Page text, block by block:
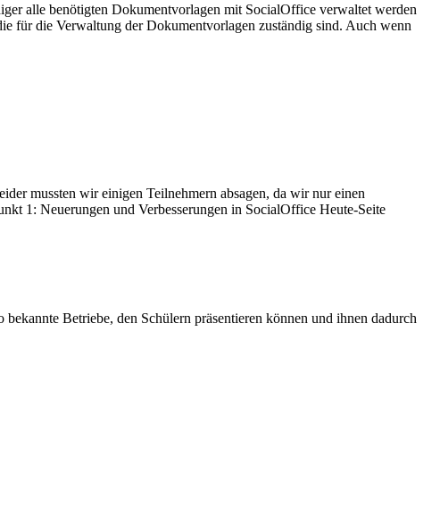
alle benötigten Dokumentvorlagen mit SocialOffice verwaltet werden
für die Verwaltung der Dokumentvorlagen zuständig sind. Auch wenn
mussten wir einigen Teilnehmern absagen, da wir nur einen
1: Neuerungen und Verbesserungen in SocialOffice Heute-Seite
Betriebe, den Schülern präsentieren können und ihnen dadurch